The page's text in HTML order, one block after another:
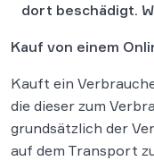
dort beschädigt.
Kauf von einem
Kauft ein
die dieser zum
grundsätzlich der
auf dem Transport